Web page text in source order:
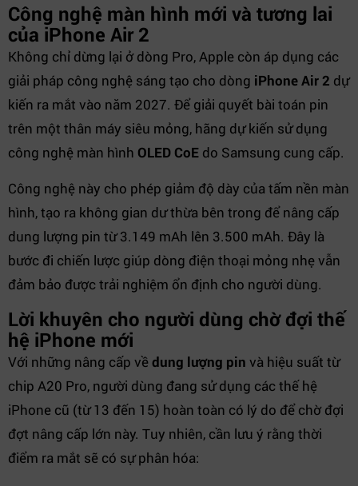
Công nghệ màn hình mới và tương lai
của iPhone Air 2
Không chỉ dừng lại ở dòng Pro, Apple còn áp dụng các
giải pháp công nghệ sáng tạo cho dòng iPhone Air 2 dự
kiến ra mắt vào năm 2027. Để giải quyết bài toán pin
trên một thân máy siêu mỏng, hãng dự kiến sử dụng
công nghệ màn hình OLED CoE do Samsung cung cấp.
Công nghệ này cho phép giảm độ dày của tấm nền màn
hình, tạo ra không gian dư thừa bên trong để nâng cấp
dung lượng pin từ 3.149 mAh lên 3.500 mAh. Đây là
bước đi chiến lược giúp dòng điện thoại mỏng nhẹ vẫn
đảm bảo được trải nghiệm ổn định cho người dùng.
Lời khuyên cho người dùng chờ đợi thế
hệ iPhone mới
Với những nâng cấp về dung lượng pin và hiệu suất từ
chip A20 Pro, người dùng đang sử dụng các thế hệ
iPhone cũ (từ 13 đến 15) hoàn toàn có lý do để chờ đợi
đợt nâng cấp lớn này. Tuy nhiên, cần lưu ý rằng thời
điểm ra mắt sẽ có sự phân hóa: